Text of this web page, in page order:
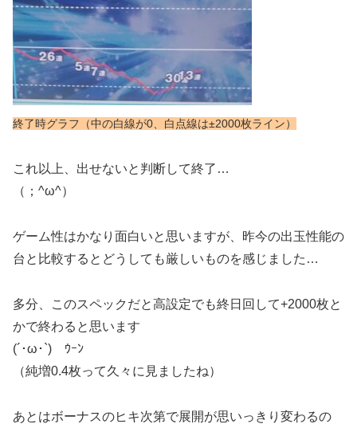
終了時グラフ（中の白線が0、白点線は±2000枚ライン）
これ以上、出せないと判断して終了…
（；^ω^）
ゲーム性はかなり面白いと思いますが、昨今の出玉性能の
台と比較するとどうしても厳しいものを感じました…
多分、このスペックだと高設定でも終日回して+2000枚と
かで終わると思います
(´･ω･`)ゞｳｰﾝ
（純増0.4枚って久々に見ましたね）
あとはボーナスのヒキ次第で展開が思いっきり変わるの